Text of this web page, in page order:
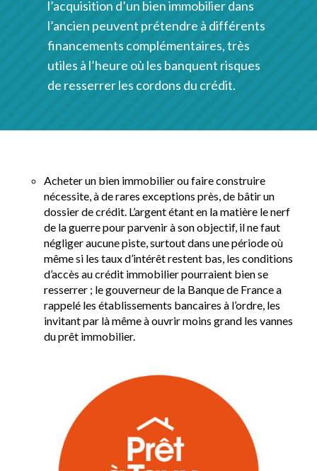
l’acquisition d’un bien immobilier dans
l’ancien peuvent prétendre à différents
financements complémentaires, très
utiles à l’heure où les banquent risques
de resserrer les cordons du crédit.
Acheter un bien immobilier ou faire construire
nécessite, à de rares exceptions près, de bâtir un
dossier de crédit. L’argent étant en la matière le nerf
de la guerre pour parvenir à son objectif, il ne faut
négliger aucune piste, surtout dans une période où
même si les taux d’intérêt restent bas, les conditions
d’accès au crédit immobilier pourraient bien se
resserrer ; le gouverneur de la Banque de France a
rappelé les établissements bancaires à l’ordre, les
invitant par là même à ouvrir moins grand les vannes
du prêt immobilier.